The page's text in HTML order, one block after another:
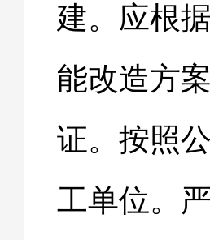
建。应根
能改造方
证。按照
工单位。